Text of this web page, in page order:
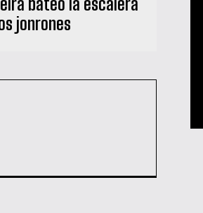
jonrones